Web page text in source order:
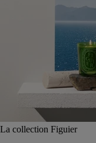
La collection Figuier